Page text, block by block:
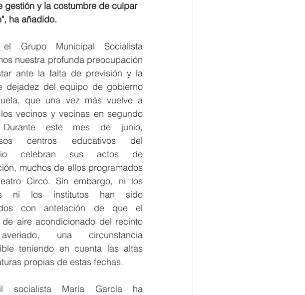
gestión y la costumbre de culpar
ha añadido.
el Grupo Municipal Socialista
nuestra profunda preocupación
ante la falta de previsión y la
dejadez del equipo de gobierno
que una vez más vuelve a
vecinos y vecinas en segundo
Durante este mes de junio,
centros educativos del
celebran sus actos de
muchos de ellos programados
Circo. Sin embargo, ni los
ni los institutos han sido
con antelación de que el
de aire acondicionado del recinto
una circunstancia
teniendo en cuenta las altas
propias de estas fechas.
socialista María García ha